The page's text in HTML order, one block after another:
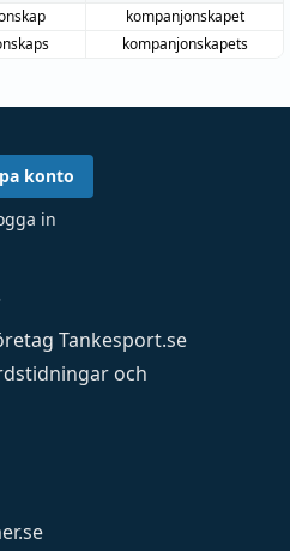
kompanjonskapet
kompanjonskapets
Tankesport.se
och
konto
in